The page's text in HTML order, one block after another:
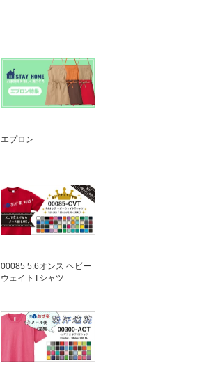
エプロン
00085 5.6オンス ヘビー
ウェイトTシャツ